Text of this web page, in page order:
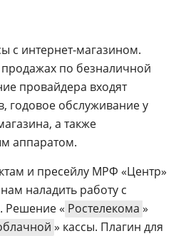
с интернет-магазином.
по безналичной
провайдера входят
годовое обслуживание у
а также
аппаратом.
и пресейлу МРФ «Центр»
наладить работу с
Решение « Ростелекома »
» кассы. Плагин для